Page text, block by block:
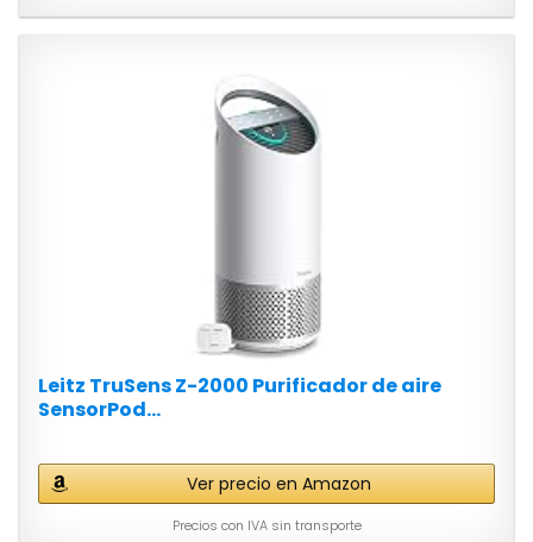
Leitz TruSens Z-2000 Purificador de aire
SensorPod...
Ver precio en Amazon
Precios con IVA sin transporte